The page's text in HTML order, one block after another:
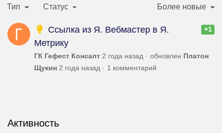
Тип Статус Более новые
+1
Ссылка из Я. Вебмастер в Я.
Метрику
ГК Гефест Консалт 2 года назад обновлен Платон
Щукин 2 года назад 1 комментарий
Активность